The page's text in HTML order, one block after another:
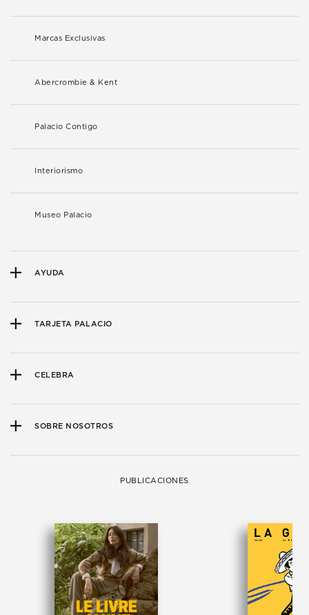
Marcas Exclusivas
Abercrombie & Kent
Palacio Contigo
Interiorismo
Museo Palacio
AYUDA
TARJETA PALACIO
CELEBRA
SOBRE NOSOTROS
PUBLICACIONES